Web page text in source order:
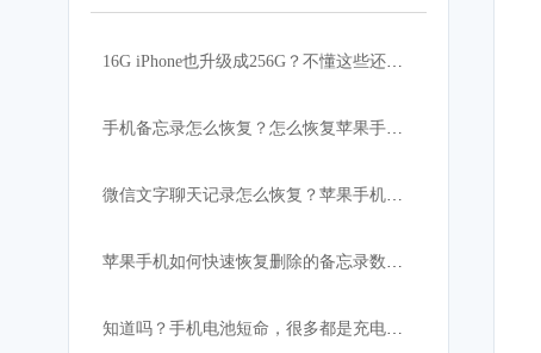
16G iPhone也升级成256G？不懂这些还真的不行！
手机备忘录怎么恢复？怎么恢复苹果手机突然消失的备忘录内容
微信文字聊天记录怎么恢复？苹果手机微信数据恢复教程
苹果手机如何快速恢复删除的备忘录数据:iPhone必备
知道吗？手机电池短命，很多都是充电宝惹的祸！